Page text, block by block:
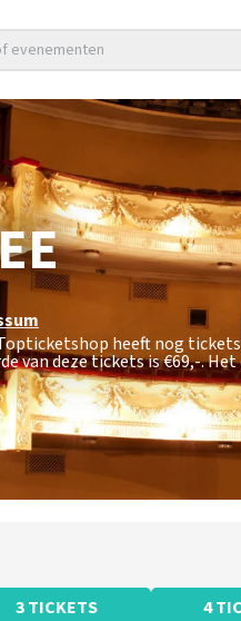
evenementen
heeft nog
van deze tickets is€69,-.
3 TICKETS 4